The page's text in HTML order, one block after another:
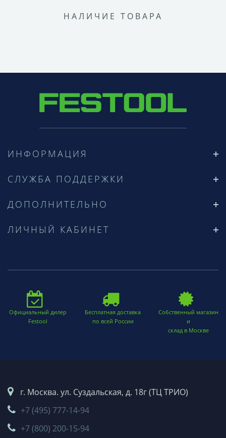
НАЛИЧИЕ ТОВАРА
ИНФОРМАЦИЯ
СЛУЖБА ПОДДЕРЖКИ
ДОПОЛНИТЕЛЬНО
ЛИЧНЫЙ КАБИНЕТ
Официальный дилер
Festool
Бесплатная доставка
по всей России
Собственный магазин
и
склад в Москве
г. Москва. ул. Суздальская, д. 18г (ТЦ ТРИО)
+7 (495) 777-14-94
+7 (800) 200-15-94